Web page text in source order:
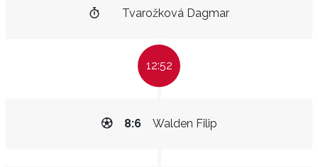
Tvarožková Dagmar
12:52
Walden Filip
8:6